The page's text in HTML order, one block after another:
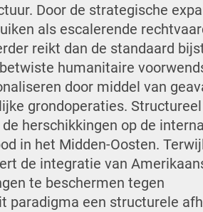
Door de strategische
als escalerende
reikt dan de standaard
humanitaire
door middel van
grondoperaties.
herschikkingen op de
in het Midden-Oosten.
de integratie van
te beschermen tegen
een structurele